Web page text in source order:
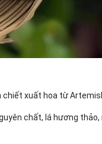
xuất hoa từ
chất, lá hương